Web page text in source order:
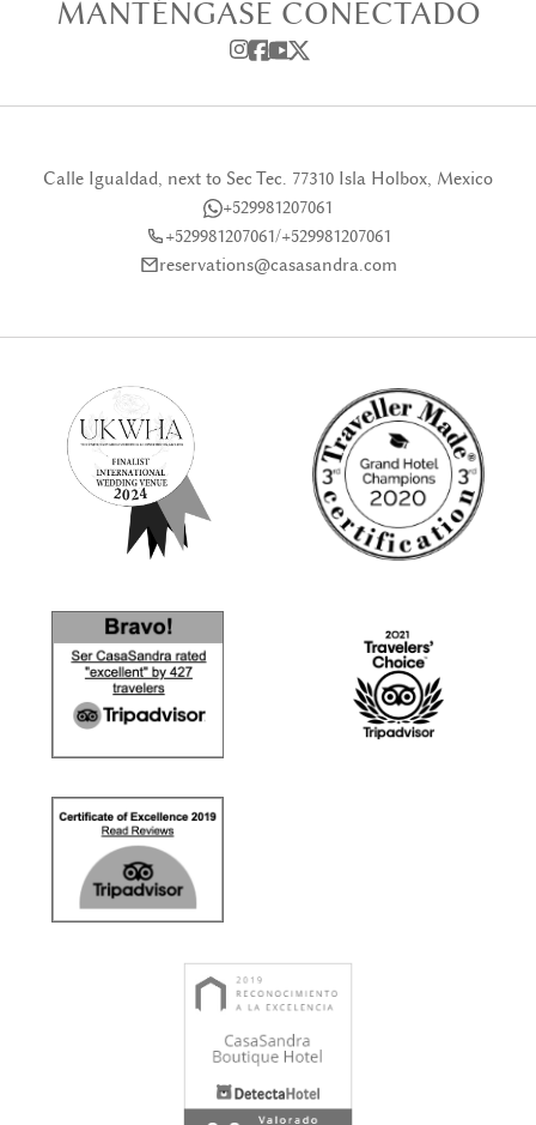
MANTÉNGASE CONECTADO
Calle Igualdad, next to Sec Tec. 77310 Isla Holbox, Mexico
+529981207061
+529981207061/+529981207061
reservations@casasandra.com